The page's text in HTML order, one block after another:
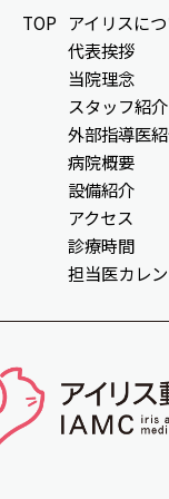
TOP アイリスに
代表挨拶
当院理念
スタッフ紹介
外部指導医
病院概要
設備紹介
アクセス
診療時間
担当医カレ